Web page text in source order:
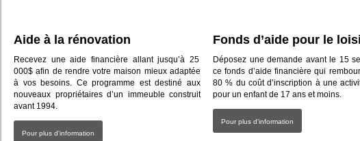
Aide à la rénovation
Recevez une aide financière allant jusqu’à 25
000$ afin de rendre votre maison mieux adaptée
à vos besoins. Ce programme est destiné aux
nouveaux propriétaires d’un immeuble construit
avant 1994.
Pour plus d'information
Fonds d’aide pour le
Déposez une demande avant le 15
ce fonds d’aide financière qui
80 % du coût d’inscription à une
pour un enfant de 17 ans et moins.
Pour plus d'information